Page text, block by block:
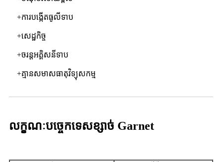
+ការបង្កើតធូលីទាប
+សេដ្ឋកិច្ច
+ចរន្តអគ្គិសនីទាប
+គ្មានសមាសធាតុវិទ្យុសកម្ម
លក្ខណៈបច្ចេកទេសខ្សាច់ Garnet